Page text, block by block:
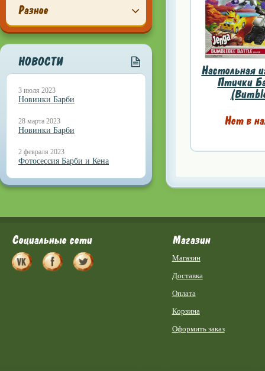
Разное
НОВОСТИ
3 июля 2023
Новинки Барби
28 марта 2023
Новинки Барби
2 февраля 2023
Фотосессия Барби и Кена
Настольная
Птички
Нет в
Социальные сети Магазин
Магазин
Доставка
Оплата
Корзина
Оформить заказ